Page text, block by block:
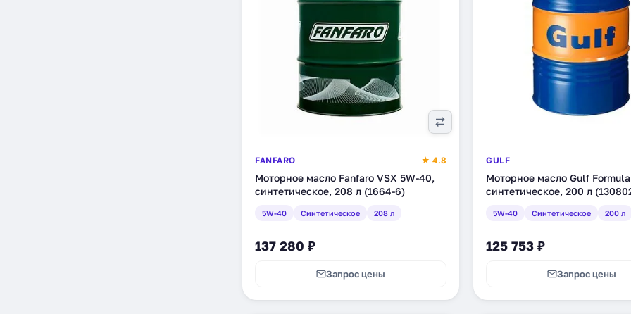
FANFARO ★ 4.8
Моторное масло Fanfaro VSX 5W-40,
синтетическое, 208 л (1664-6)
5W-40 Синтетическое 208 л
137 280 ₽
Запрос цены
GULF
Моторное масло Gulf
синтетическое, 200 л
5W-40 Синтетическое 200 л
125 753 ₽
Запрос цены